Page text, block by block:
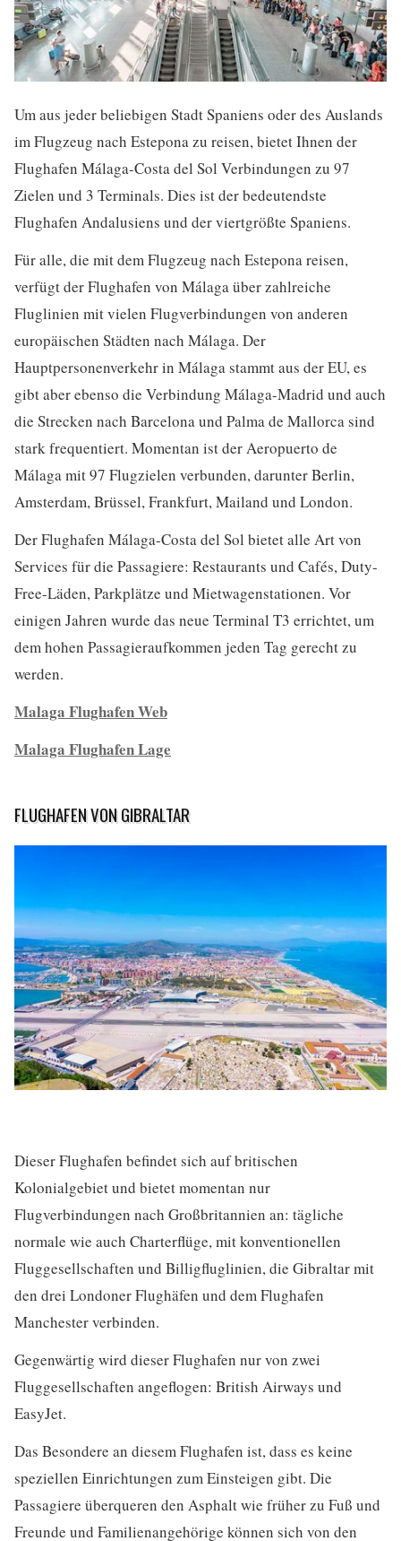
Um aus jeder beliebigen Stadt Spaniens oder des Auslands
im Flugzeug nach Estepona zu reisen, bietet Ihnen der
Flughafen Málaga-Costa del Sol Verbindungen zu 97
Zielen und 3 Terminals. Dies ist der bedeutendste
Flughafen Andalusiens und der viertgrößte Spaniens.
Für alle, die mit dem Flugzeug nach Estepona reisen,
verfügt der Flughafen von Málaga über zahlreiche
Fluglinien mit vielen Flugverbindungen von anderen
europäischen Städten nach Málaga. Der
Hauptpersonenverkehr in Málaga stammt aus der EU, es
gibt aber ebenso die Verbindung Málaga-Madrid und auch
die Strecken nach Barcelona und Palma de Mallorca sind
stark frequentiert. Momentan ist der Aeropuerto de
Málaga mit 97 Flugzielen verbunden, darunter Berlin,
Amsterdam, Brüssel, Frankfurt, Mailand und London.
Der Flughafen Málaga-Costa del Sol bietet alle Art von
Services für die Passagiere: Restaurants und Cafés, Duty-
Free-Läden, Parkplätze und Mietwagenstationen. Vor
einigen Jahren wurde das neue Terminal T3 errichtet, um
dem hohen Passagieraufkommen jeden Tag gerecht zu
werden.
Malaga Flughafen Web
Malaga Flughafen Lage
FLUGHAFEN VON GIBRALTAR
Dieser Flughafen befindet sich auf britischen
Kolonialgebiet und bietet momentan nur
Flugverbindungen nach Großbritannien an: tägliche
normale wie auch Charterflüge, mit konventionellen
Fluggesellschaften und Billigfluglinien, die Gibraltar mit
den drei Londoner Flughäfen und dem Flughafen
Manchester verbinden.
Gegenwärtig wird dieser Flughafen nur von zwei
Fluggesellschaften angeflogen: British Airways und
EasyJet.
Das Besondere an diesem Flughafen ist, dass es keine
speziellen Einrichtungen zum Einsteigen gibt. Die
Passagiere überqueren den Asphalt wie früher zu Fuß und
Freunde und Familienangehörige können sich von den